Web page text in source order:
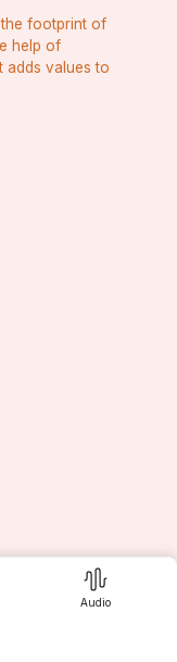
Audio
footprint of
help of
adds values to